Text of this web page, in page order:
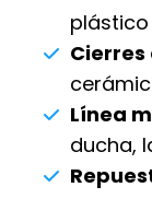
plástico
Cierres
Línea
ducha,